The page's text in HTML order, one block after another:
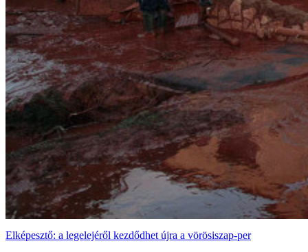
Elképesztő: a legelejéről kezdődhet újra a vörösiszap-per